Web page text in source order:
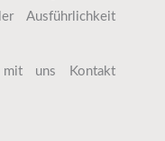
Ausführlichkeit
uns Kontakt